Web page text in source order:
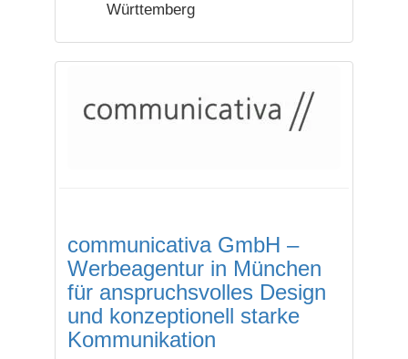
Württemberg
communicativa GmbH –
Werbeagentur in München
für anspruchs­volles Design
und konzep­tionell starke
Kommuni­kation